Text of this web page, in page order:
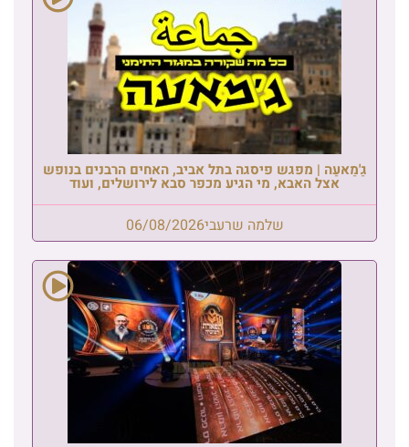
גַ'מַאעַה | מפגש פיסגה בתל אביב, האחים הרבנים בנופש
אצל האבא, מי הגיע מכפר סבא לירושלים, ועוד
שלמה שרעבי06/08/2026